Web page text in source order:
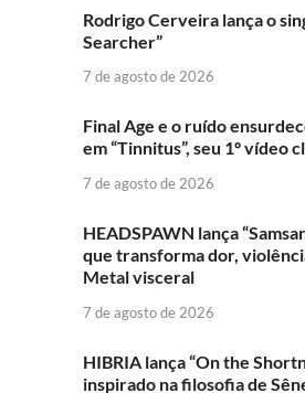
Rodrigo Cerveira lança o
Searcher”
7 de agosto de 2026
Final Age e o ruído
em “Tinnitus”, seu 1º vídeo
7 de agosto de 2026
HEADSPAWN lança
que transforma dor,
Metal visceral
7 de agosto de 2026
HIBRIA lança “On the
inspirado na filosofia de